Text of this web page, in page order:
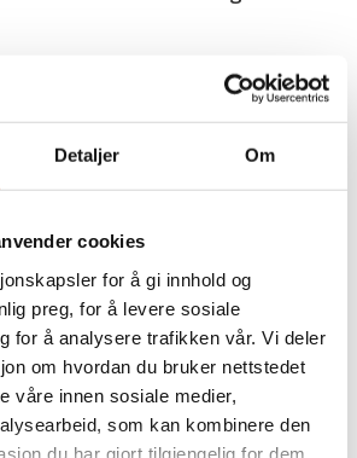
Detaljer Om
cookies
for å gi innhold og
preg, for å levere sosiale
for å analysere trafikken vår. Vi deler
om hvordan du bruker nettstedet
våre innen sosiale medier,
som kan kombinere den
du har gjort tilgjengelig for dem,
mål og behov
og kriterier
og ansvar
innsats
er ikke lov
forskjellsbehandle i lønn
etnisitet, religion, seksuell